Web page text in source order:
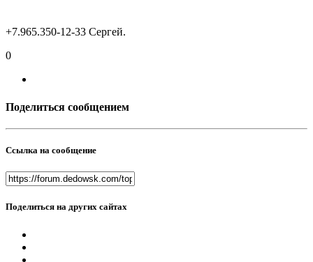
+7.965.350-12-33 Сергей.
0
Поделиться сообщением
Ссылка на сообщение
Поделиться на других сайтах